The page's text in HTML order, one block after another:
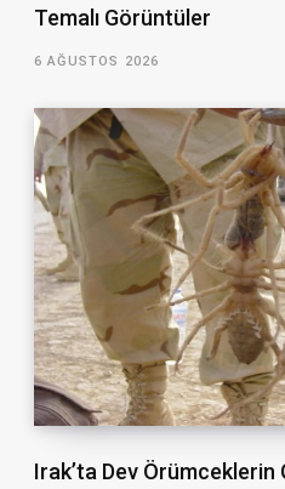
Temalı Görüntüler
6 AĞUSTOS 2026
Irak’ta Dev